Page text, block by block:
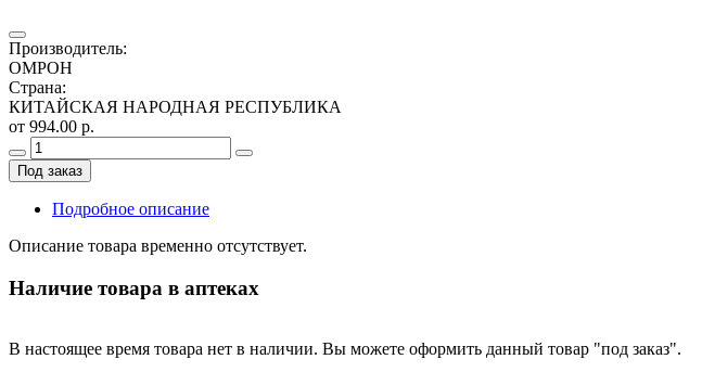
Производитель:
ОМРОН
Страна:
КИТАЙСКАЯ НАРОДНАЯ РЕСПУБЛИКА
от 994.00 р.
Под заказ
Подробное описание
Описание товара временно отсутствует.
Наличие товара в аптеках
В настоящее время товара нет в наличии. Вы можете оформить данный товар "под заказ".